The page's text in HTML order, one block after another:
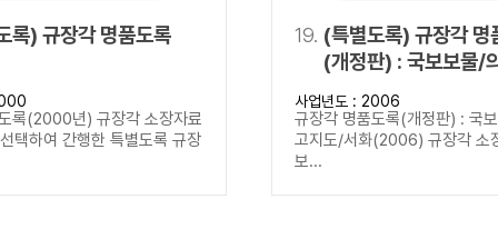
록) 규장각 명품도록
록(2000년) 규장각 소장자료
택하여 간행한 특별도록 규장
19. (특별도록) 규장각 명
(개정판) : 국보보물/
고지도/서화
사업년도 : 2006
규장각 명품도록(개정판) : 국
고지도/서화(2006) 규장각 소
보...